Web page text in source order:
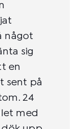
något
sig
en
sent på
24
med